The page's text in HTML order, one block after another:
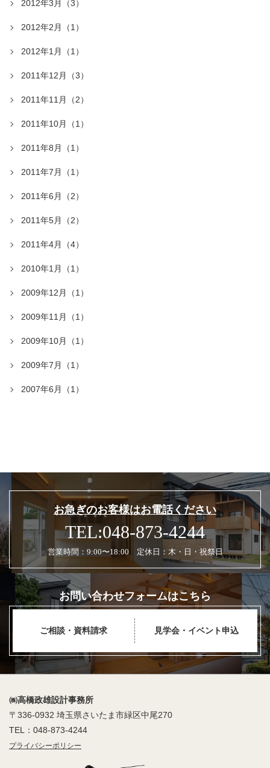
2012年3月（3）
2012年2月（1）
2012年1月（1）
2011年12月（3）
2011年11月（2）
2011年10月（1）
2011年8月（1）
2011年7月（1）
2011年6月（2）
2011年5月（2）
2011年4月（4）
2010年1月（1）
2009年12月（1）
2009年11月（1）
2009年10月（1）
2009年7月（1）
2007年6月（1）
お急ぎのお客様はお電話ください
TEL:048-873-4244
営業時間：9:00〜18:00 定休日：木・日・祝祭日
お問い合わせフォームはこちら
ご相談・資料請求 見学会・イベント申込
㈱高橋政雄設計事務所
〒336-0932 埼玉県さいたま市緑区中尾270
TEL：048-873-4244
プライバシーポリシー